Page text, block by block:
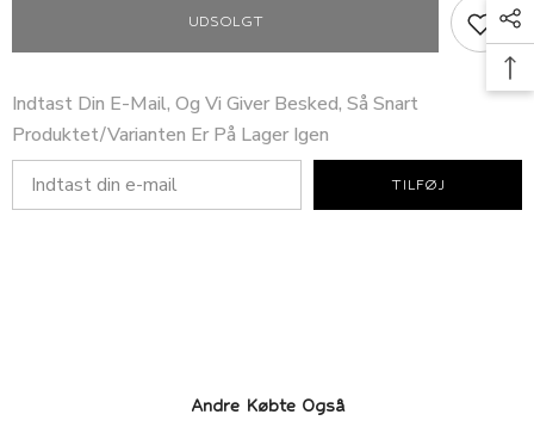
UDSOLGT
Indtast Din E-Mail, Og Vi Giver Besked, Så Snart
Produktet/varianten Er På Lager Igen
TILFØJ
Andre Købte Også